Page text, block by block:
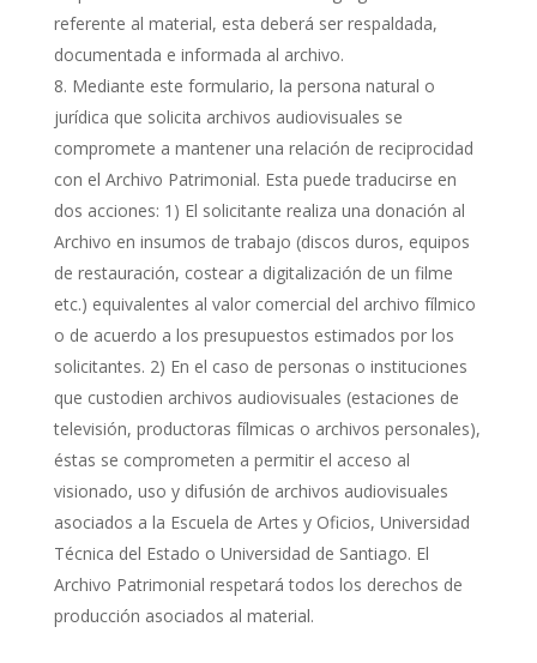
referente al material, esta deberá ser respaldada,
documentada e informada al archivo.
Mediante este formulario, la persona natural o
jurídica que solicita archivos audiovisuales se
compromete a mantener una relación de reciprocidad
con el Archivo Patrimonial. Esta puede traducirse en
dos acciones: 1) El solicitante realiza una donación al
Archivo en insumos de trabajo (discos duros, equipos
de restauración, costear a digitalización de un filme
etc.) equivalentes al valor comercial del archivo fílmico
o de acuerdo a los presupuestos estimados por los
solicitantes. 2) En el caso de personas o instituciones
que custodien archivos audiovisuales (estaciones de
televisión, productoras fílmicas o archivos personales),
éstas se comprometen a permitir el acceso al
visionado, uso y difusión de archivos audiovisuales
asociados a la Escuela de Artes y Oficios, Universidad
Técnica del Estado o Universidad de Santiago. El
Archivo Patrimonial respetará todos los derechos de
producción asociados al material.